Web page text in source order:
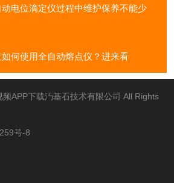
电位滴定仪过程中维护保养不能少
何使用全自动熔点仪？进来看
APP下载汅基石技术有限公司 All Rights
号-8